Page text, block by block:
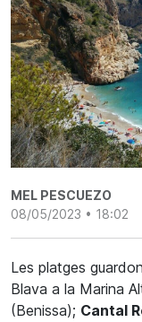
MEL PESCUEZO
08/05/2023 • 18:02
Les platges
Blava a la Marina
(Benissa); Cantal